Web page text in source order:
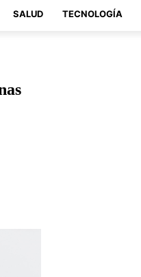
SALUD TECNOLOGÍA